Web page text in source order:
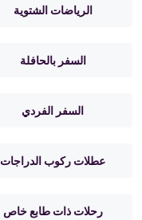
الرياضات الشتوية
السفر بالحافلة
السفر الفردي
عطلات ركوب الدراجات
رحلات ذات طابع خاص